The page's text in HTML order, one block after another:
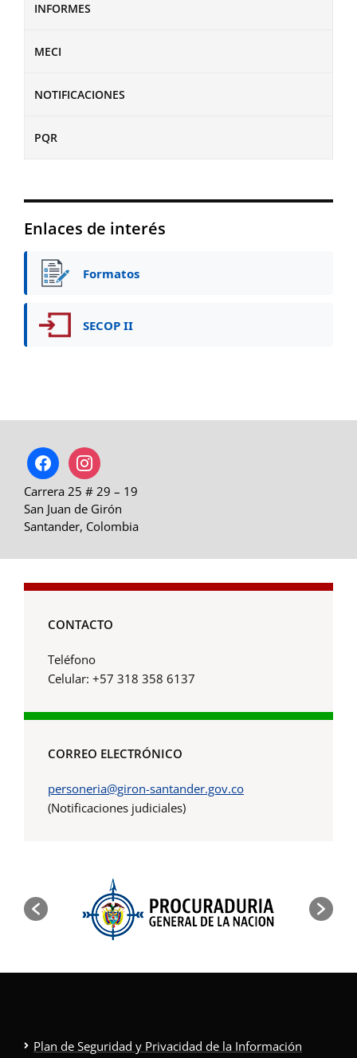
INFORMES
MECI
NOTIFICACIONES
PQR
Enlaces de interés
Formatos
SECOP II
facebookinstagram
Carrera 25 # 29 – 19
San Juan de Girón
Santander, Colombia
CONTACTO
Teléfono
Celular: +57 318 358 6137
CORREO ELECTRÓNICO
personeria@giron-santander.gov.co
(Notificaciones judiciales)
Plan de Seguridad y Privacidad de la Información